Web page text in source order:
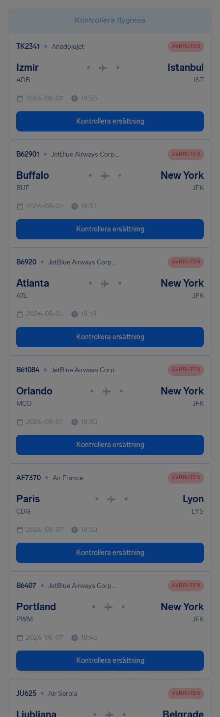
Kontrollera flygresa
TK2341 • Anadolujet AVBRUTEN
Izmir • • Istanbul
ADB IST
2026-08-07 19:55
Kontrollera ersättning
B62901 • JetBlue Airways Corporation AVBRUTEN
Buffalo • • New York
BUF JFK
2026-08-07 19:51
Kontrollera ersättning
B6920 • JetBlue Airways Corporation AVBRUTEN
Atlanta • • New York
ATL JFK
2026-08-07 19:18
Kontrollera ersättning
B61084 • JetBlue Airways Corporation AVBRUTEN
Orlando • • New York
MCO JFK
2026-08-07 18:50
Kontrollera ersättning
AF7370 • Air France AVBRUTEN
Paris • • Lyon
CDG LYS
2026-08-07 18:50
Kontrollera ersättning
B6407 • JetBlue Airways Corporation AVBRUTEN
Portland • • New York
PWM JFK
2026-08-07 18:45
Kontrollera ersättning
JU625 • Air Serbia AVBRUTEN
Ljubljana • • Belgrade